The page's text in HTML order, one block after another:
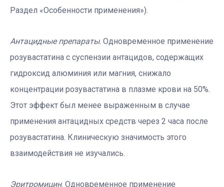
Раздел «Особенности применения»).
Антацидные препараты. Одновременное применение
розувастатина с суспензии антацидов, содержащих
гидроксид алюминия или магния, снижало
концентрации розувастатина в плазме крови на 50%.
Этот эффект был менее выраженным в случае
применения антацидных средств через 2 часа после
розувастатина. Клиническую значимость этого
взаимодействия не изучались.
Эритромицин. Одновременное применение